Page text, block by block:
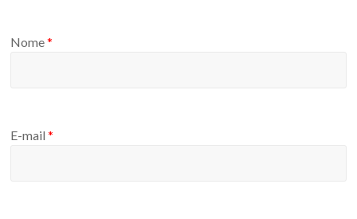
Nome*
E-mail*